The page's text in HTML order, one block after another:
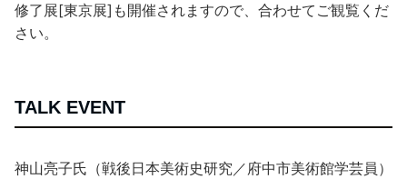
修了展[東京展]も開催されますので、合わせてご観覧くだ
さい。
TALK EVENT
神山亮子氏（戦後日本美術史研究／府中市美術館学芸員）